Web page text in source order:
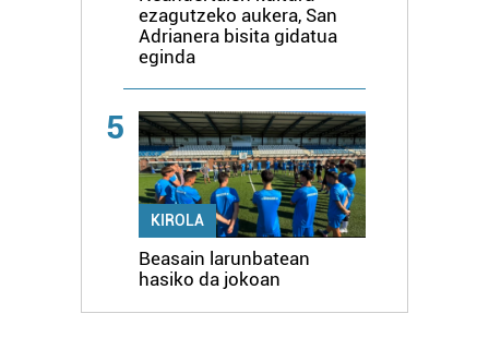
ezagutzeko aukera, San
Adrianera bisita gidatua
eginda
5
KIROLA
Beasain larunbatean
hasiko da jokoan